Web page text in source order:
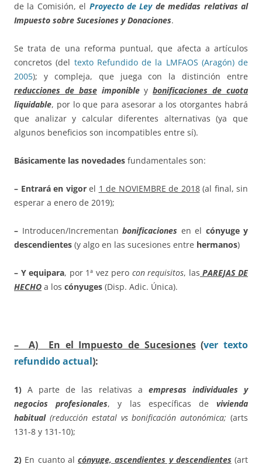
de la Comisión, el Proyecto de Leyde medidas relativas al
Impuesto sobre Sucesiones y Donaciones.
Se trata de una reforma puntual, que afecta a artículos
concretos (del texto Refundido de la LMFAOS (Aragón) de
2005); y compleja, que juega con la distinción entre
reducciones de baseimponibleybonificaciones de cuota
liquidable, por lo que para asesorar a los otorgantes habrá
que analizar y calcular diferentes alternativas (ya que
algunos beneficios son incompatibles entre sí).
Básicamente las novedades fundamentales son:
– Entrará en vigor el 1 de NOVIEMBRE de 2018(al final, sin
esperar a enero de 2019);
– Introducen/Incrementan bonificaciones en el cónyuge y
descendientes (y algo en las sucesiones entre hermanos)
– Y equipara, por 1ª vez pero con requisitos, las PAREJAS DE
HECHO a los cónyuges (Disp. Adic. Única).
– A) En el Impuesto de Sucesiones(ver texto
refundido actual):
1) A parte de las relativas a empresas individuales y
negocios profesionales, y las específicas devivienda
habitual(reducción estatal vs bonificación autonómica; (arts
131-8 y 131-10);
2) En cuanto al cónyuge, ascendientes y descendientes (art